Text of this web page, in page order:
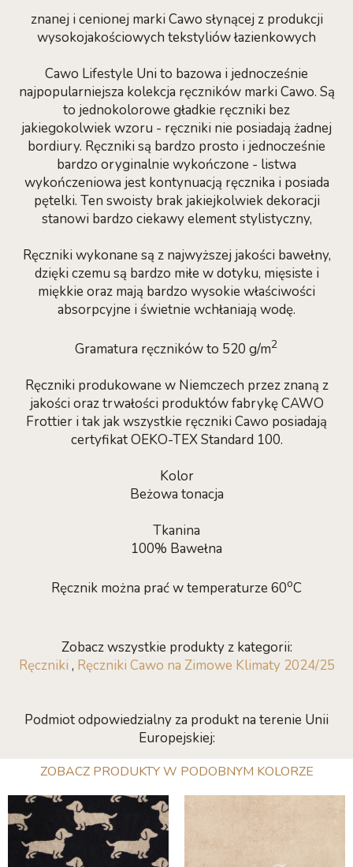
znanej i cenionej marki Cawo słynącej z produkcji
wysokojakościowych tekstyliów łazienkowych
Cawo Lifestyle Uni to bazowa i jednocześnie
najpopularniejsza kolekcja ręczników marki Cawo. Są
to jednokolorowe gładkie ręczniki bez
jakiegokolwiek wzoru - ręczniki nie posiadają żadnej
bordiury. Ręczniki są bardzo prosto i jednocześnie
bardzo oryginalnie wykończone - listwa
wykończeniowa jest kontynuacją ręcznika i posiada
pętelki. Ten swoisty brak jakiejkolwiek dekoracji
stanowi bardzo ciekawy element stylistyczny,
Ręczniki wykonane są z najwyższej jakości bawełny,
dzięki czemu są bardzo miłe w dotyku, mięsiste i
miękkie oraz mają bardzo wysokie właściwości
absorpcyjne i świetnie wchłaniają wodę.
Gramatura ręczników to 520 g/m2
Ręczniki produkowane w Niemczech przez znaną z
jakości oraz trwałości produktów fabrykę CAWO
Frottier i tak jak wszystkie ręczniki Cawo posiadają
certyfikat OEKO-TEX Standard 100.
Kolor
Beżowa tonacja
Tkanina
100% Bawełna
Ręcznik można prać w temperaturze 60oC
Zobacz wszystkie produkty z kategorii:
Ręczniki , Ręczniki Cawo na Zimowe Klimaty 2024/25
Podmiot odpowiedzialny za produkt na terenie Unii
Europejskiej:
ZOBACZ PRODUKTY W PODOBNYM KOLORZE